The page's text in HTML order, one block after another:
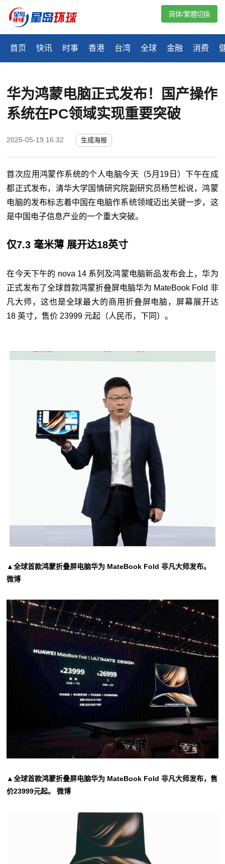
首页 快讯 时事 香港 台湾 全球 金融 消费
简体/繁體切換
华为鸿蒙电脑正式发布！国产操作
系统在PC领域实现重要突破
2025-05-19 16:32 生成海报
首次应用鸿蒙作系统的个人电脑今天（5月19日）下午在成
都正式发布，清华大学国情研究院副研究员杨竺松说，鸿蒙
电脑的发布标志着中国在电脑作系统领域迈出关键一步，这
是中国电子信息产业的一个重大突破。
仅7.3 毫米薄 展开达18英寸
在今天下午的 nova 14 系列及鸿蒙电脑新品发布会上，华为
正式发布了全球首款鸿蒙折叠屏电脑华为 MateBook Fold 非
凡大师，这也是全球最大的商用折叠屏电脑，屏幕展开达
18 英寸，售价 23999 元起（人民币，下同）。
▲全球首款鸿蒙折叠屏电脑华为 MateBook Fold 非凡大师发布。
微博
▲全球首款鸿蒙折叠屏电脑华为 MateBook Fold 非凡大师发布，售
价23999元起。 微博